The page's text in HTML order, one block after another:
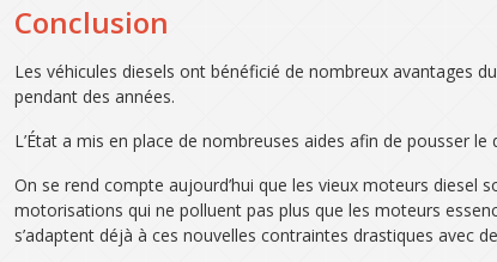
Conclusion
Les véhicules diesels ont bénéficié de nombreux avantages
pendant des années.
L’État a mis en place de nombreuses aides afin de pousser
On se rend compte aujourd’hui que les vieux moteurs
motorisations qui ne polluent pas plus que les moteurs
s’adaptent déjà à ces nouvelles contraintes drastiques avec